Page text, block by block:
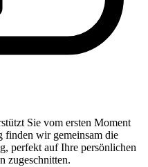
Sie vom ersten Moment
wir gemeinsam die
perfekt auf Ihre persönlichen
zugeschnitten.